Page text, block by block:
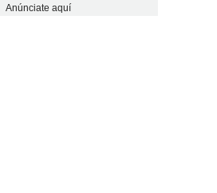
Anúnciate aquí